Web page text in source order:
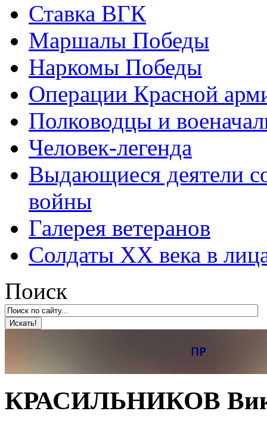
Ставка ВГК
Маршалы Победы
Наркомы Победы
Операции Красной
Полководцы и
Человек-легенда
Выдающиеся деятели
войны
Галерея ветеранов
Солдаты XX века в
Поиск
КРАСИЛЬНИКОВ